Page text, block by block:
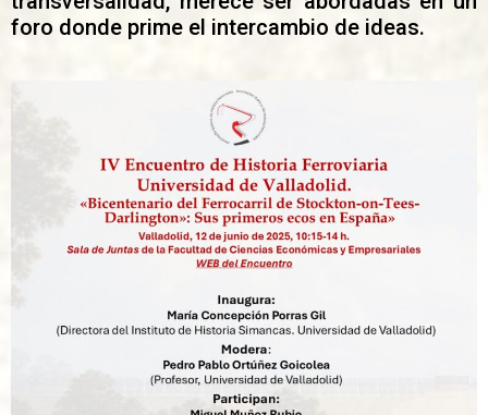
foro donde prime el intercambio de ideas.